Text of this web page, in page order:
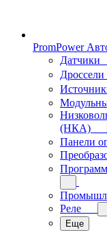
PromPower
Датчики
(НКА)
Панели
Реле
Еще